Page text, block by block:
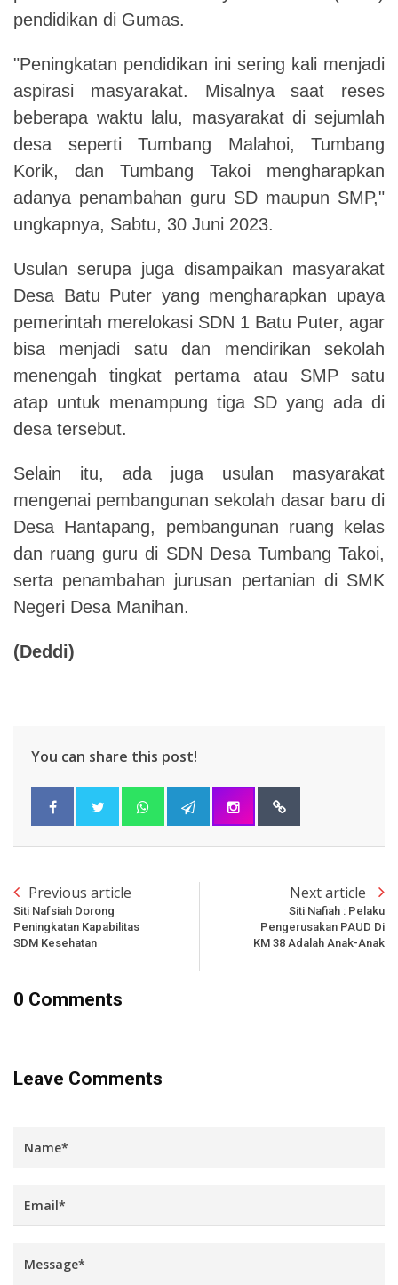
pendidikan di Gumas.
"Peningkatan pendidikan ini sering kali menjadi
aspirasi masyarakat. Misalnya saat reses
beberapa waktu lalu, masyarakat di sejumlah
desa seperti Tumbang Malahoi, Tumbang
Korik, dan Tumbang Takoi mengharapkan
adanya penambahan guru SD maupun SMP,"
ungkapnya, Sabtu, 30 Juni 2023.
Usulan serupa juga disampaikan masyarakat
Desa Batu Puter yang mengharapkan upaya
pemerintah merelokasi SDN 1 Batu Puter, agar
bisa menjadi satu dan mendirikan sekolah
menengah tingkat pertama atau SMP satu
atap untuk menampung tiga SD yang ada di
desa tersebut.
Selain itu, ada juga usulan masyarakat
mengenai pembangunan sekolah dasar baru di
Desa Hantapang, pembangunan ruang kelas
dan ruang guru di SDN Desa Tumbang Takoi,
serta penambahan jurusan pertanian di SMK
Negeri Desa Manihan.
(Deddi)
You can share this post!
Previous article
Siti Nafsiah Dorong
Peningkatan Kapabilitas
SDM Kesehatan
Next article
Siti Nafiah : Pelaku
Pengerusakan PAUD Di
KM 38 Adalah Anak-Anak
0 Comments
Leave Comments